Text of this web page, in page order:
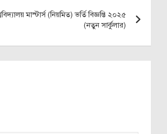
মাস্টার্স (নিয়মিত) ভর্তি বিজ্ঞপ্তি ২০২৫
(নতুন সার্কুলার)